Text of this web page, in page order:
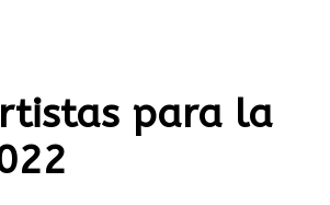
para la